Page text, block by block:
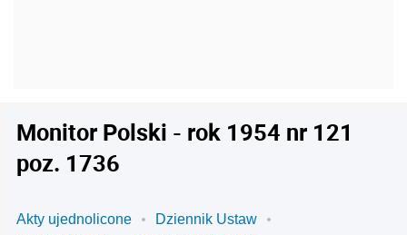
Monitor Polski - rok 1954 nr 121
poz. 1736
Akty ujednolicone
Dziennik Ustaw